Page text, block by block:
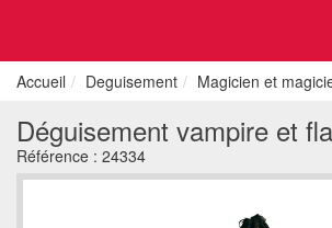
Accueil Deguisement Magicien et
Déguisement vampire et
Référence : 24334